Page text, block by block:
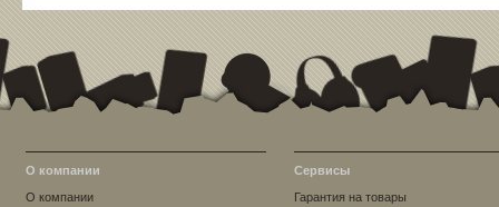
О компании
О компании
Сервисы
Гарантия на товары